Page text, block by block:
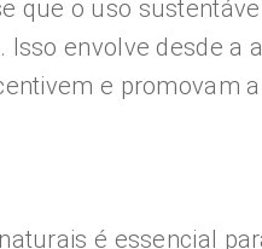
que o uso
envolve desde
e promovam
é essencial